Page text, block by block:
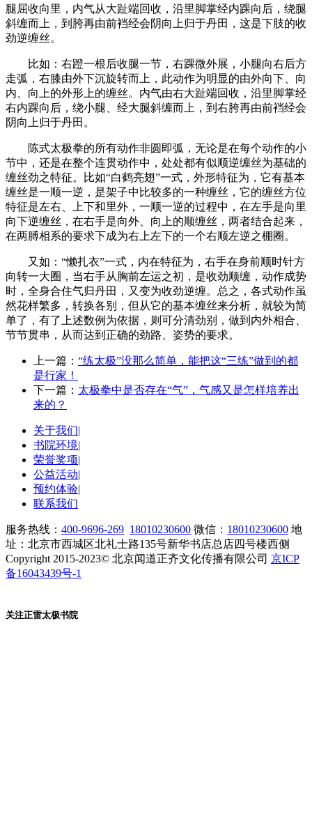
腿屈收向里，内气从大趾端回收，沿里脚掌经内踝向后，绕腿
斜缠而上，到胯再由前裆经会阴向上归于丹田，这是下肢的收
劲逆缠丝。
比如：右蹬一根后收腿一节，右踝微外展，小腿向右后方
走弧，右膝由外下沉旋转而上，此动作为明显的由外向下、向
内、向上的外形上的缠丝。内气由右大趾端回收，沿里脚掌经
右内踝向后，绕小腿、经大腿斜缠而上，到右胯再由前裆经会
阴向上归于丹田。
陈式太极拳的所有动作非圆即弧，无论是在每个动作的小
节中，还是在整个连贯动作中，处处都有似顺逆缠丝为基础的
缠丝劲之特征。比如“白鹤亮翅”一式，外形特征为，它有基本
缠丝是一顺一逆，是架子中比较多的一种缠丝，它的缠丝方位
特征是左右、上下和里外，一顺一逆的过程中，在左手是向里
向下逆缠丝，在右手是向外、向上的顺缠丝，两者结合起来，
在两膊相系的要求下成为右上左下的一个右顺左逆之棚圈。
又如：“懒扎衣”一式，内在特征为，右手在身前顺时针方
向转一大圈，当右手从胸前左运之初，是收劲顺缠，动作成势
时，全身合住气归丹田，又变为收劲逆缠。总之，各式动作虽
然花样繁多，转换各别，但从它的基本缠丝来分析，就较为简
单了，有了上述数例为依据，则可分清劲别，做到内外相合、
节节贯串，从而达到正确的劲路、姿势的要求。
上一篇： “练太极”没那么简单，能把这“三练”做到的都
是行家！
下一篇： 太极拳中是否存在“气”，气感又是怎样培养出
来的？
关于我们|
书院环境|
荣誉奖项|
公益活动|
预约体验|
联系我们
服务热线： 400-9696-269 18010230600 微信： 18010230600 地
址：北京市西城区北礼士路135号新华书店总店四号楼西侧
Copyright 2015-2023© 北京闻道正齐文化传播有限公司 京ICP
备16043439号-1
关注正雷太极书院